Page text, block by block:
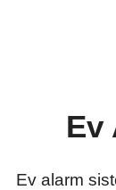
Ev
Ev alarm